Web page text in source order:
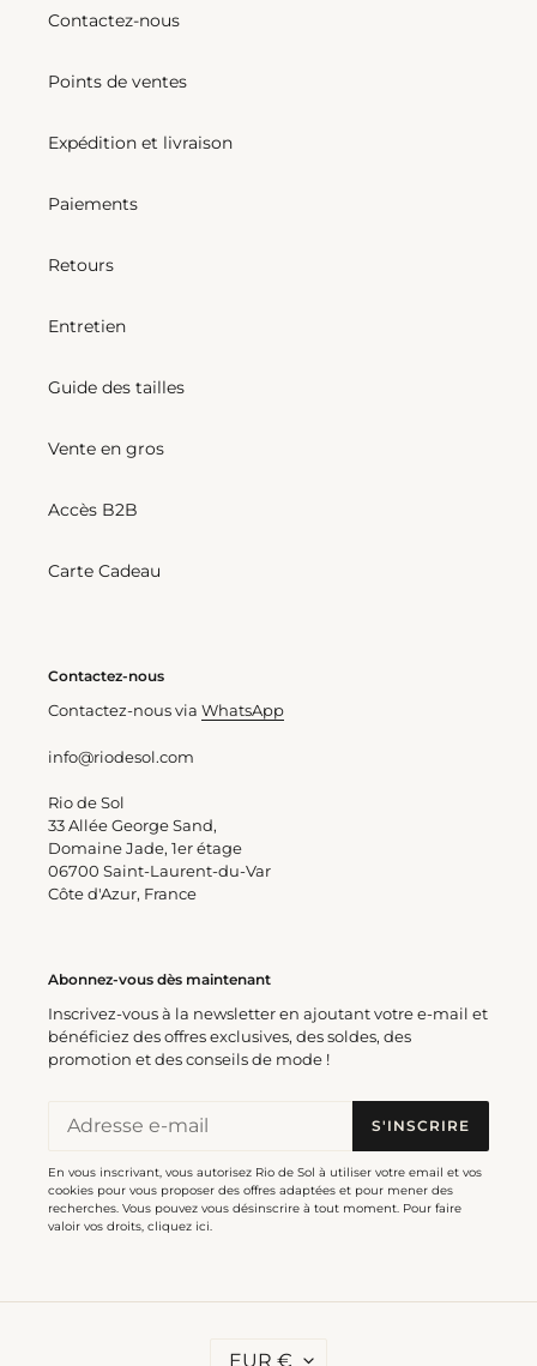
Contactez-nous
Points de ventes
Expédition et livraison
Paiements
Retours
Entretien
Guide des tailles
Vente en gros
Accès B2B
Carte Cadeau
Contactez-nous
Contactez-nous via WhatsApp
info@riodesol.com
Rio de Sol
33 Allée George Sand,
Domaine Jade, 1er étage
06700 Saint-Laurent-du-Var
Côte d'Azur, France
Abonnez-vous dès maintenant
Inscrivez-vous à la newsletter en ajoutant votre e-mail et
bénéficiez des offres exclusives, des soldes, des
promotion et des conseils de mode !
S'INSCRIRE
En vous inscrivant, vous autorisez Rio de Sol à utiliser votre email et vos
cookies pour vous proposer des offres adaptées et pour mener des
recherches. Vous pouvez vous désinscrire à tout moment. Pour faire
valoir vos droits, cliquez ici.
EUR €